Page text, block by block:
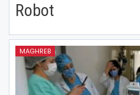
Robot
MAGHREB